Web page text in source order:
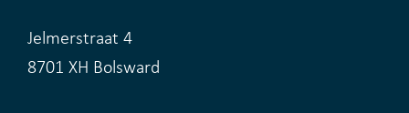
Jelmerstraat 4
8701 XH Bolsward